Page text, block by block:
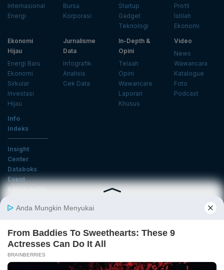
Internasional
Energi
Bursa
Korporasi
Startup
Gadget
Teknologi
Profil
Istilah
Ekonomi
Ekonomi
Hijau
Energi Baru
Ekonomi
Sirkular
Investasi
Hijau
Jurnalisme
Data
Infografik
Analisis
Cek Data
In-Depth &
Opini
Telaah
Opini
Wawancara
Laporan
Khusus
Video
News
Wawancara
Katalogue
Foto
Podcast
Info
Indeks
Insight
Center
Databoks
Event
KatadataOto
Email